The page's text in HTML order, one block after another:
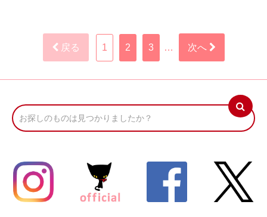
戻る 1 2 3 … 次へ